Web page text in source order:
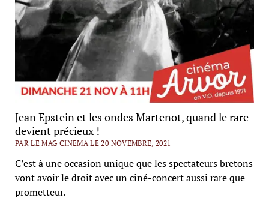
Jean Epstein et les ondes Martenot, quand le rare
devient précieux !
PAR LE MAG CINEMA LE 20 NOVEMBRE, 2021
C’est à une occasion unique que les spectateurs bretons
vont avoir le droit avec un ciné-concert aussi rare que
prometteur.